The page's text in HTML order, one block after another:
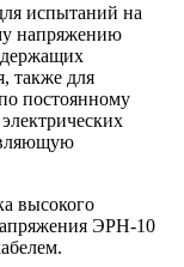
испытаний на
напряжению
также для
постоянному
высокого
ЭРН-10